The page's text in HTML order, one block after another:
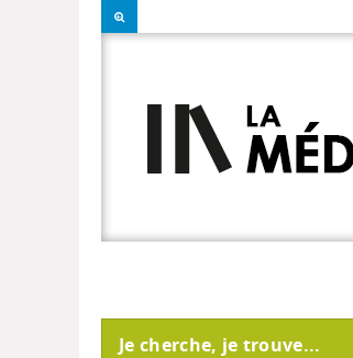
Je cherche, je trouve...